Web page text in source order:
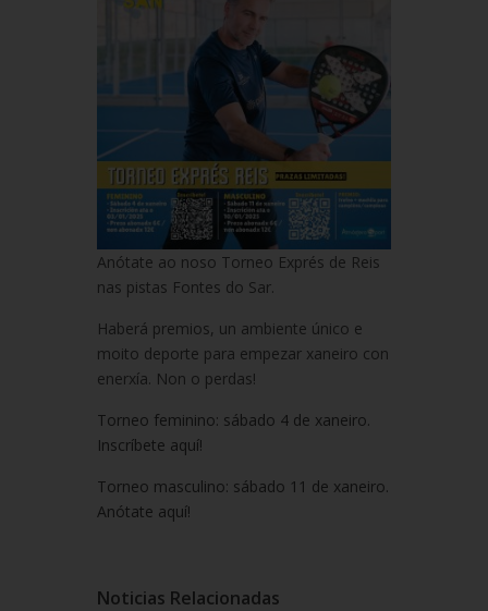
Anótate ao noso Torneo Exprés de Reis
nas pistas Fontes do Sar.
Haberá premios, un ambiente único e
moito deporte para empezar xaneiro con
enerxía. Non o perdas!
Torneo feminino: sábado 4 de xaneiro.
Inscríbete aquí!
Torneo masculino: sábado 11 de xaneiro.
Anótate aquí!
Noticias Relacionadas